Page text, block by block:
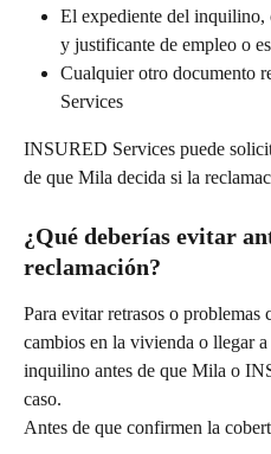
El expediente del inquilino,
y justificante de empleo o
Cualquier otro documento
Services
INSURED Services puede
de que Mila decida si la
¿Qué deberías evitar
reclamación?
Para evitar retrasos o
cambios en la vivienda o llegar
inquilino antes de que Mila o
caso.
Antes de que confirmen la